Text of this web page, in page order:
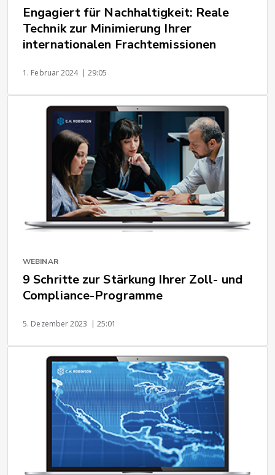
Engagiert für Nachhaltigkeit: Reale
Technik zur Minimierung Ihrer
internationalen Frachtemissionen
1. Februar 2024 | 29:05
WEBINAR
9 Schritte zur Stärkung Ihrer Zoll- und
Compliance-Programme
5. Dezember 2023 | 25:01